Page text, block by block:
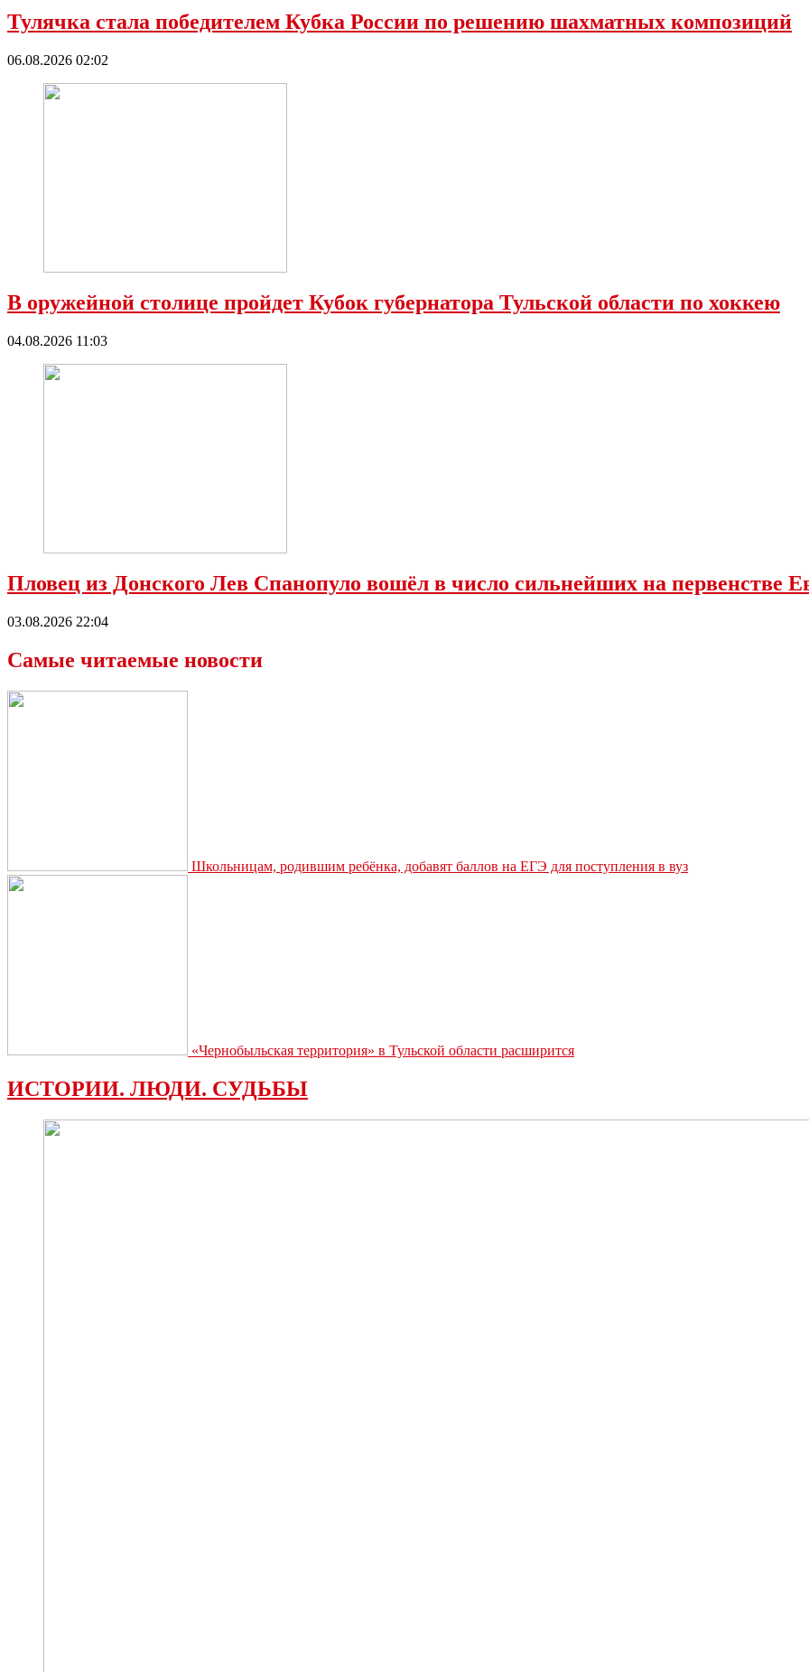
Тулячка стала победителем Кубка России по решению шахматных композиций
06.08.2026 02:02
В оружейной столице пройдет Кубок губернатора Тульской области по хоккею
04.08.2026 11:03
Пловец из Донского Лев Спанопуло вошёл в число сильнейших на первенстве
03.08.2026 22:04
Самые читаемые новости
Школьницам, родившим ребёнка, добавят баллов на ЕГЭ для поступления в вуз
«Чернобыльская территория» в Тульской области расширится
ИСТОРИИ. ЛЮДИ. СУДЬБЫ